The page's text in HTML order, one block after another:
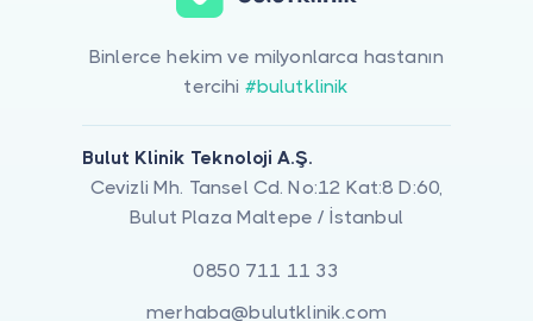
Binlerce hekim ve milyonlarca hastanın
tercihi #bulutklinik
Bulut Klinik Teknoloji A.Ş.
Cevizli Mh. Tansel Cd. No:12 Kat:8 D:60,
Bulut Plaza Maltepe / İstanbul
0850 711 11 33
merhaba@bulutklinik.com